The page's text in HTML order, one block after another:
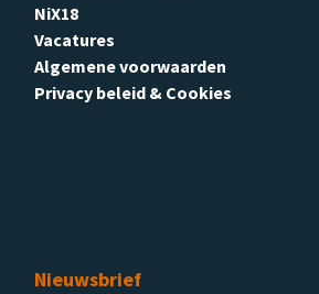
NiX18
Vacatures
Algemene voorwaarden
Privacy beleid & Cookies
Nieuwsbrief